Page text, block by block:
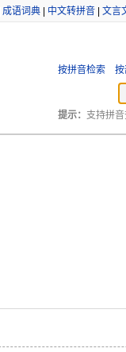
成语词典| 中文转拼音| 文言
按拼音检索 按
提示： 支持拼音